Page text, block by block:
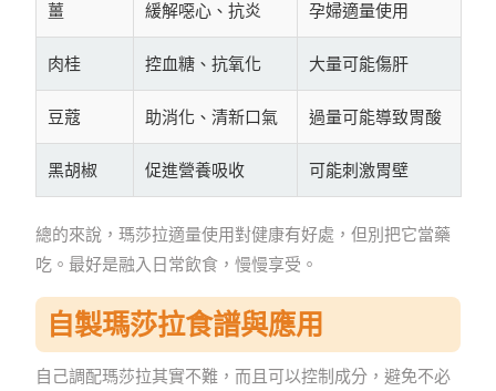
薑 緩解噁心、抗炎 孕婦適量使用
肉桂 控血糖、抗氧化 大量可能傷肝
豆蔻 助消化、清新口氣 過量可能導致胃酸
黑胡椒 促進營養吸收 可能刺激胃壁
總的來說，瑪莎拉適量使用對健康有好處，但別把它當藥
吃。最好是融入日常飲食，慢慢享受。
自製瑪莎拉食譜與應用
自己調配瑪莎拉其實不難，而且可以控制成分，避免不必